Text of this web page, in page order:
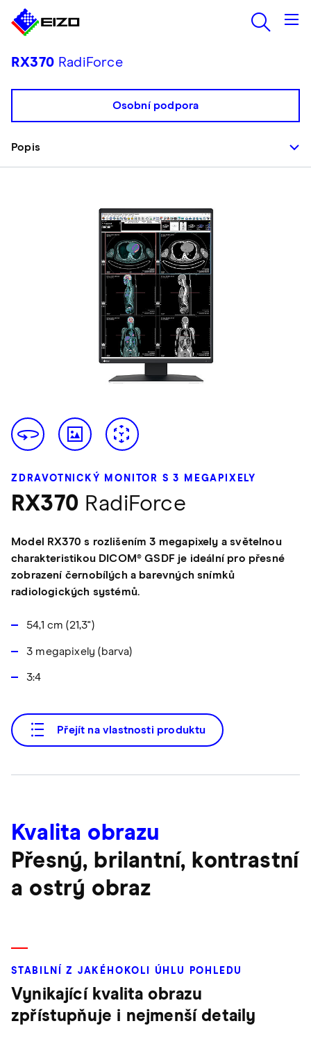
RX370RadiForce
Popis
Osobní podpora
ZDRAVOTNICKÝ MONITOR S 3 MEGAPIXELY
RX370RadiForce
Model RX370 s rozlišením 3 megapixely a světelnou
charakteristikou DICOM® GSDF je ideální pro přesné
zobrazení černobílých a barevných snímků
radiologických systémů.
54,1 cm (21,3")
3 megapixely (barva)
3:4
Přejít na vlastnosti produktu
Kvalita obrazu
Přesný, brilantní, kontrastní
a ostrý obraz
STABILNÍ Z JAKÉHOKOLI ÚHLU POHLEDU
Vynikající kvalita obrazu
zpřístupňuje i nejmenší detaily